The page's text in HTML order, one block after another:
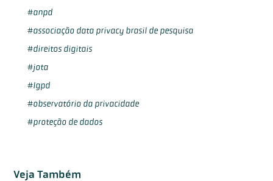
anpd
associação data privacy brasil de pesquisa
direitos digitais
jota
lgpd
observatório da privacidade
proteção de dados
Veja Também